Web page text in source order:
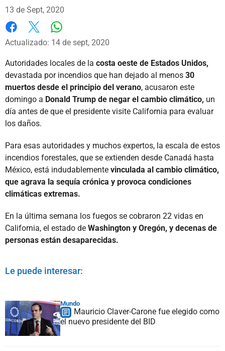
13 de Sept, 2020
Facebook
X Whatsapp
Actualizado: 14 de sept, 2020
Autoridades locales de la costa oeste de Estados Unidos,
devastada por incendios que han dejado al menos 30
muertos desde el principio del verano, acusaron este
domingo a Donald Trump de negar el cambio climático, un
día antes de que el presidente visite California para evaluar
los daños.
Para esas autoridades y muchos expertos, la escala de estos
incendios forestales, que se extienden desde Canadá hasta
México, está indudablemente vinculada al cambio climático,
que agrava la sequía crónica y provoca condiciones
climáticas extremas.
En la última semana los fuegos se cobraron 22 vidas en
California, el estado de Washington y Oregón, y decenas de
personas están desaparecidas.
Le puede interesar:
Mundo
Mauricio Claver-Carone fue elegido como
el nuevo presidente del BID